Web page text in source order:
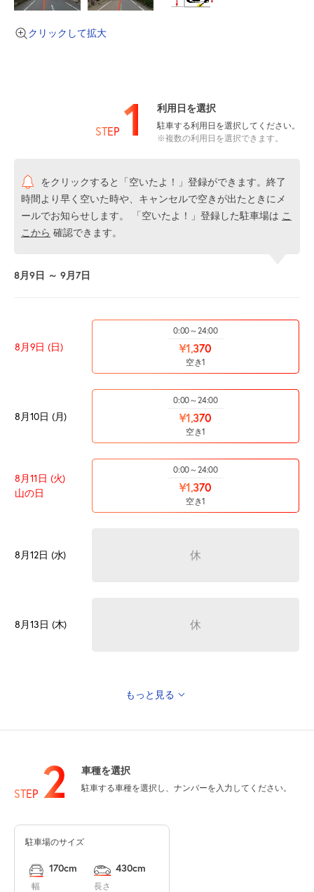
クリックして拡大
STEP 1 利用日を選択
駐車する利用日を選択してください。
※複数の利用日を選択できます。
をクリックすると「空いたよ！」登録ができます。終了
時間より早く空いた時や、キャンセルで空きが出たときにメ
ールでお知らせします。 「空いたよ！」登録した駐車場は こ
こから 確認できます。
8月9日 ～ 9月7日
8月9日 (日)
0:00～24:00
¥1,370
空き1
8月10日 (月)
0:00～24:00
¥1,370
空き1
8月11日 (火)
山の日
0:00～24:00
¥1,370
空き1
8月12日 (水) 休
8月13日 (木) 休
8月15日 (土) 休
もっと見る
STEP 2 車種を選択
駐車する車種を選択し、ナンバーを入力してください。
駐車場のサイズ
幅
170cm
長さ
430cm